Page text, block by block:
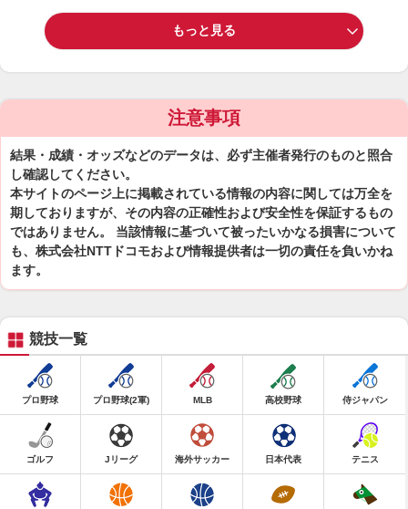
もっと見る
注意事項
結果・成績・オッズなどのデータは、必ず主催者発行のものと照合
し確認してください。
本サイトのページ上に掲載されている情報の内容に関しては万全を
期しておりますが、その内容の正確性および安全性を保証するもの
ではありません。 当該情報に基づいて被ったいかなる損害について
も、株式会社NTTドコモおよび情報提供者は一切の責任を負いかね
ます。
競技一覧
プロ野球 プロ野球(2軍) MLB 高校野球 侍ジャパン
ゴルフ Jリーグ 海外サッカー 日本代表 テニス